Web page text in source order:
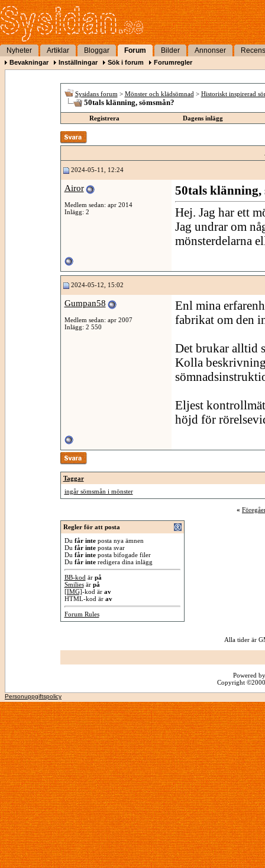
Nyheter Artiklar Bloggar Forum Bilder Annonser
Bevakningar Inställningar Sök i forum Forumregler
Sysidans forum > Mönster och klädsömnad > Historiskt inspirerad
50tals klänning, sömsmån?
Registrera Dagens inlägg
2024-05-11, 12:24
Airor
Medlem sedan: apr 2014
Inlägg: 2
50tals klänning,
Hej. Jag har ett
Jag undrar om
mönsterdelarna
2024-05-12, 15:02
Gumpan58
Medlem sedan: apr 2007
Inlägg: 2 550
Enl mina
fabrikat om den
Det brukar alltid
Kolla
Eljest
höjd för
Taggar
ingår sömsmån i mönster
«
Regler för att posta
Du får inteposta nya ämnen
Du får inteposta svar
Du får inteposta bifogade filer
Du får interedigera dina inlägg
BB-kod är på
Smiliesär på
[IMG]-kod är av
HTML-kod är av
Forum Rules
Alla tider är
Powered
Copyright
Personuppgiftspolicy